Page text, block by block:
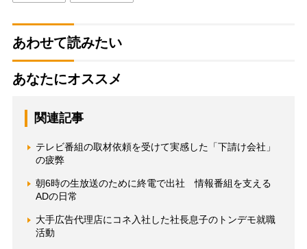
あわせて読みたい
あなたにオススメ
関連記事
テレビ番組の取材依頼を受けて実感した「下請け会社」
の疲弊
朝6時の生放送のために終電で出社 情報番組を支える
ADの日常
大手広告代理店にコネ入社した社長息子のトンデモ就職
活動